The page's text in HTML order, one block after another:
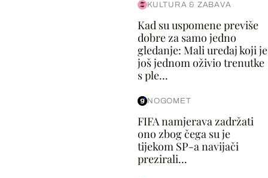
KULTURA & ZABAVA
Kad su uspomene previše
dobre za samo jedno
gledanje: Mali uređaj koji je
još jednom oživio trenutke
s ple...
NOGOMET
FIFA namjerava zadržati
ono zbog čega su je
tijekom SP-a navijači
prezirali...